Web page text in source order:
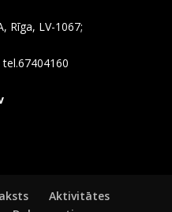
Rīga, LV-1067;
tel.67404160
Aktivitātes